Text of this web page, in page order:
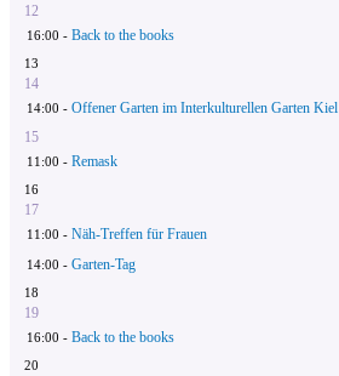
12
16:00 - Back to the books
13
14
14:00 - Offener Garten im Interkulturellen Garten Kiel
15
11:00 - Remask
16
17
11:00 - Näh-Treffen für Frauen
14:00 - Garten-Tag
18
19
16:00 - Back to the books
20